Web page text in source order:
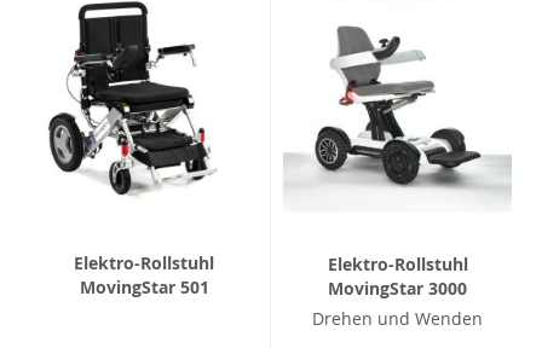
Elektro-Rollstuhl
MovingStar 501
Elektro-Rollstuhl
MovingStar 3000
Drehen und Wenden